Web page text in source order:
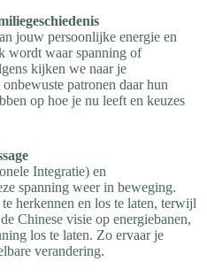
jouw persoonlijke energie en
wordt waar spanning of
kijken we naar je
patronen daar hun
op hoe je nu leeft en keuzes
Integratie) en
spanning weer in beweging.
herkennen en los te laten, terwijl
Chinese visie op energiebanen,
los te laten. Zo ervaar je
verandering.